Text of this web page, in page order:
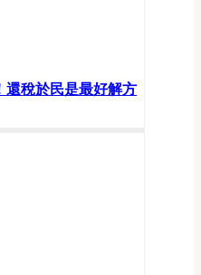
還稅於民是最好解方